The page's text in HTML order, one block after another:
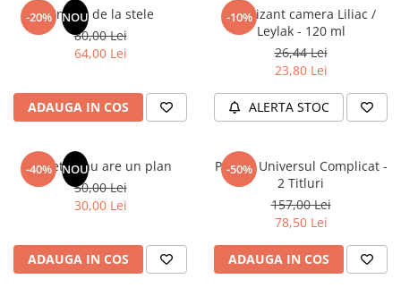
-20% NOU
Un dar de la stele
80,00 Lei
64,00 Lei
ADAUGA IN COS
-10%
Odorizant camera Liliac /
Leylak - 120 ml
26,44 Lei
23,80 Lei
ALERTA STOC
-40% NOU
Sufletul tau are un plan
50,00 Lei
30,00 Lei
ADAUGA IN COS
-50%
Pachet Universul Complicat -
2 Titluri
157,00 Lei
78,50 Lei
ADAUGA IN COS